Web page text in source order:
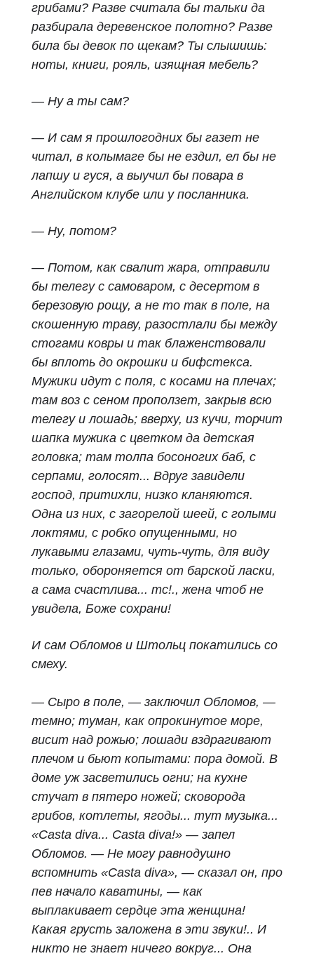
грибами? Разве считала бы тальки да
разбирала деревенское полотно? Разве
била бы девок по щекам? Ты слышишь:
ноты, книги, рояль, изящная мебель?
— Ну а ты сам?
— И сам я прошлогодних бы газет не
читал, в колымаге бы не ездил, ел бы не
лапшу и гуся, а выучил бы повара в
Английском клубе или у посланника.
— Ну, потом?
— Потом, как свалит жара, отправили
бы телегу с самоваром, с десертом в
березовую рощу, а не то так в поле, на
скошенную траву, разостлали бы между
стогами ковры и так блаженствовали
бы вплоть до окрошки и бифстекса.
Мужики идут с поля, с косами на плечах;
там воз с сеном проползет, закрыв всю
телегу и лошадь; вверху, из кучи, торчит
шапка мужика с цветком да детская
головка; там толпа босоногих баб, с
серпами, голосят... Вдруг завидели
господ, притихли, низко кланяются.
Одна из них, с загорелой шеей, с голыми
локтями, с робко опущенными, но
лукавыми глазами, чуть-чуть, для виду
только, обороняется от барской ласки,
а сама счастлива... тс!., жена чтоб не
увидела, Боже сохрани!
И сам Обломов и Штольц покатились со
смеху.
— Сыро в поле, — заключил Обломов, —
темно; туман, как опрокинутое море,
висит над рожью; лошади вздрагивают
плечом и бьют копытами: пора домой. В
доме уж засветились огни; на кухне
стучат в пятеро ножей; сковорода
грибов, котлеты, ягоды... тут музыка...
«Casta diva... Casta diva!» — запел
Обломов. — Не могу равнодушно
вспомнить «Casta diva», — сказал он, про
пев начало каватины, — как
выплакивает сердце эта женщина!
Какая грусть заложена в эти звуки!.. И
никто не знает ничего вокруг... Она